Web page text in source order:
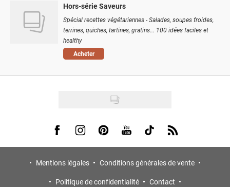
Hors-série Saveurs
Spécial recettes végétariennes - Salades, soupes froides,
terrines, quiches, tartines, gratins... 100 idées faciles et
healthy
Acheter
Visit us on Facebook
Visit us on Instagram
Visit us on Pinterest
Visit us on Youtube
Visit us on Tiktok
Visit us on Rss
Mentions légales
Conditions générales de vente
Politique de confidentialité
Contact